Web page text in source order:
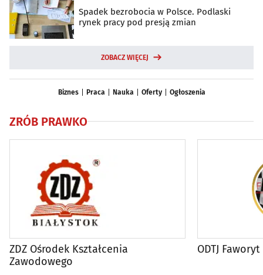
Spadek bezrobocia w Polsce. Podlaski
rynek pracy pod presją zmian
ZOBACZ WIĘCEJ
Biznes Praca Nauka Oferty Ogłoszenia
ZRÓB PRAWKO
ZDZ Ośrodek Kształcenia
Zawodowego
ODTJ Faworyt